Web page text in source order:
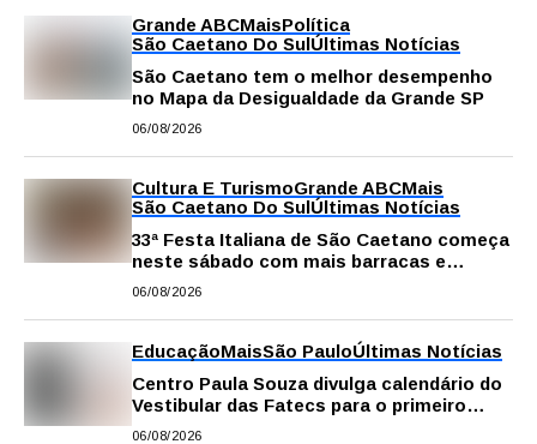
Grande ABCMaisPolítica
São Caetano Do SulÚltimas Notícias
São Caetano tem o melhor desempenho
no Mapa da Desigualdade da Grande SP
06/08/2026
Cultura E TurismoGrande ABCMais
São Caetano Do SulÚltimas Notícias
33ª Festa Italiana de São Caetano começa
neste sábado com mais barracas e
novidades em decoração e atrações
06/08/2026
EducaçãoMaisSão PauloÚltimas Notícias
Centro Paula Souza divulga calendário do
Vestibular das Fatecs para o primeiro
semestre de 2027
06/08/2026